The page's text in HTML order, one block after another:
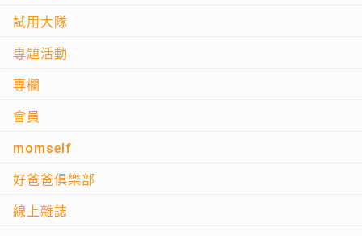
試用大隊
專題活動
專欄
會員
momself
好爸爸俱樂部
線上雜誌